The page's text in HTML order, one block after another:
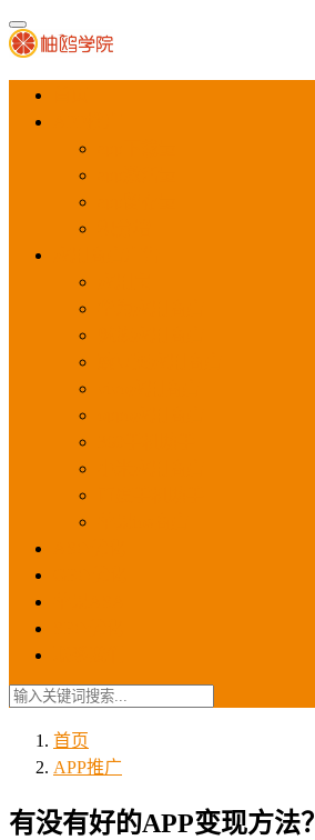
首页
APP推广
有没有好的APP变现方法？